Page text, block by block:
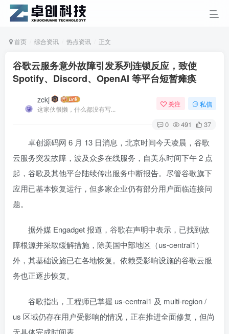
首页 综合资讯 热点资讯 正文
谷歌云服务意外故障引发系列连锁反应，致使
Spotify、Discord、OpenAI 等平台短暂瘫痪
zckj
这家伙很懒，什么都没有写...
关注 私信
0 491 37
卓创源码网 6 月 13 日消息，北京时间今天凌晨，谷歌
云服务突发故障，波及众多在线服务，自美东时间下午 2 点
起，谷歌及其他平台陆续传出服务中断报告。尽管谷歌旗下
应用已基本恢复运行，但多家企业仍有部分用户面临连接问
题。
据外媒 Engadget 报道，谷歌在声明中表示，已找到故
障根源并采取缓解措施，除美国中部地区（us-central1）
外，其基础设施已在各地恢复。依赖受影响设施的谷歌云服
务也正逐步恢复。
谷歌指出，工程师已掌握 us-central1 及 multi-region /
us 区域仍存在用户受影响的情况，正在推进全面修复，但尚
无具体完成时间表。